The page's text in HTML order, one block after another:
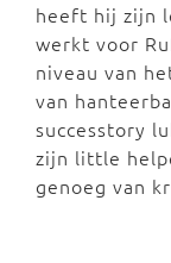
heeft hij zijn
werkt voor
niveau van
van
successtory
zijn little
genoeg van